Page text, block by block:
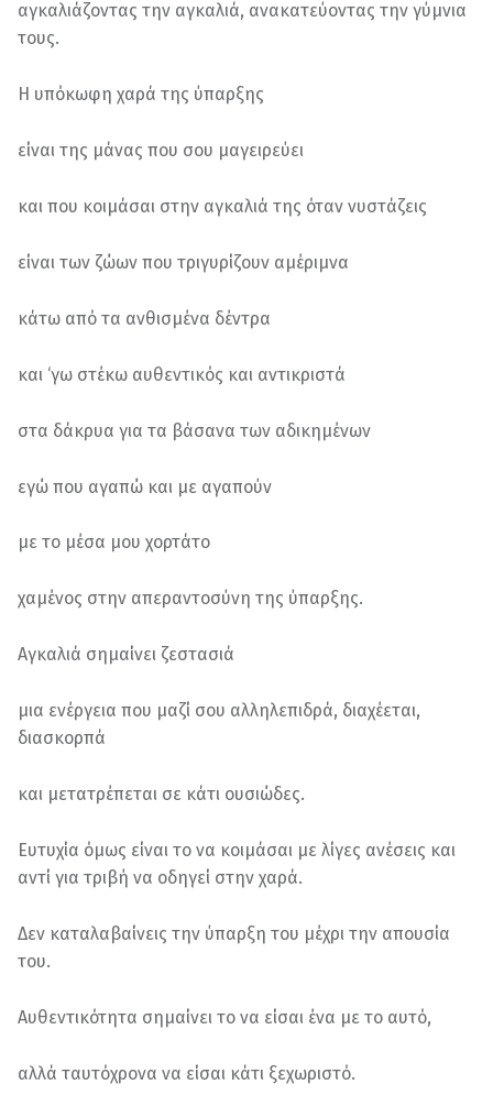
αγκαλιάζοντας την αγκαλιά, ανακατεύοντας την γύμνια
τους.
Η υπόκωφη χαρά της ύπαρξης
είναι της μάνας που σου μαγειρεύει
και που κοιμάσαι στην αγκαλιά της όταν νυστάζεις
είναι των ζώων που τριγυρίζουν αμέριμνα
κάτω από τα ανθισμένα δέντρα
και ‘γω στέκω αυθεντικός και αντικριστά
στα δάκρυα για τα βάσανα των αδικημένων
εγώ που αγαπώ και με αγαπούν
με το μέσα μου χορτάτο
χαμένος στην απεραντοσύνη της ύπαρξης.
Αγκαλιά σημαίνει ζεστασιά
μια ενέργεια που μαζί σου αλληλεπιδρά, διαχέεται,
διασκορπά
και μετατρέπεται σε κάτι ουσιώδες.
Ευτυχία όμως είναι το να κοιμάσαι με λίγες ανέσεις και
αντί για τριβή να οδηγεί στην χαρά.
Δεν καταλαβαίνεις την ύπαρξη του μέχρι την απουσία
του.
Αυθεντικότητα σημαίνει το να είσαι ένα με το αυτό,
αλλά ταυτόχρονα να είσαι κάτι ξεχωριστό.